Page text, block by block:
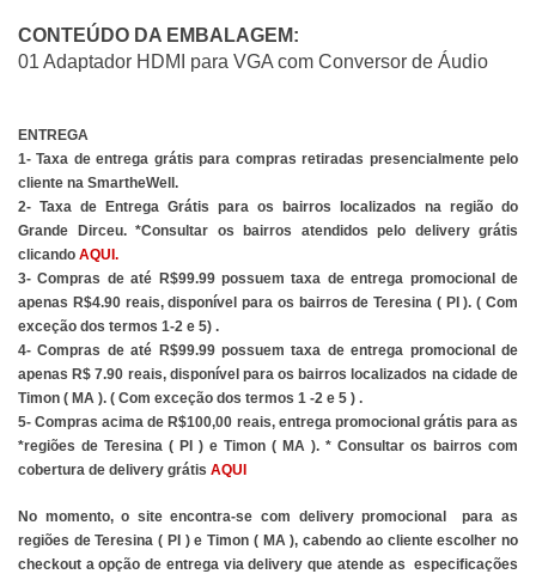
CONTEÚDO DA EMBALAGEM:
01 Adaptador HDMI para VGA com Conversor de Áudio
ENTREGA
1- Taxa de entrega grátis para compras retiradas presencialmente pelo
cliente na SmartheWell.
2- Taxa de Entrega Grátis para os bairros localizados na região do
Grande Dirceu. *Consultar os bairros atendidos pelo delivery grátis
clicando AQUI.
3- Compras de até R$99.99 possuem taxa de entrega promocional de
apenas R$4.90 reais, disponível para os bairros de Teresina ( PI ). ( Com
exceção dos termos 1-2 e 5) .
4- Compras de até R$99.99 possuem taxa de entrega promocional de
apenas R$ 7.90 reais, disponível para os bairros localizados na cidade de
Timon ( MA ). ( Com exceção dos termos 1 -2 e 5 ) .
5- Compras acima de R$100,00 reais, entrega promocional grátis para as
*regiões de Teresina ( PI ) e Timon ( MA ). * Consultar os bairros com
cobertura de delivery grátis AQUI
No momento, o site encontra-se com delivery promocional  para as
regiões de Teresina ( PI ) e Timon ( MA ), cabendo ao cliente escolher no
checkout a opção de entrega via delivery que atende as  especificações